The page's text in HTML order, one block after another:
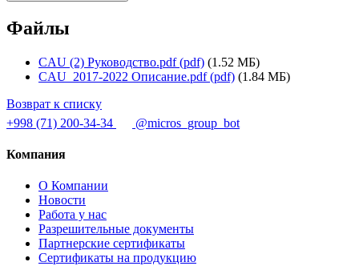
Файлы
CAU (2) Руководство.pdf (pdf) (1.52 МБ)
CAU_2017-2022 Описание.pdf (pdf) (1.84 МБ)
Возврат к списку
+998 (71) 200-34-34
@micros_group_bot
Компания
О Компании
Новости
Работа у нас
Разрешительные документы
Партнерские сертификаты
Сертификаты на продукцию